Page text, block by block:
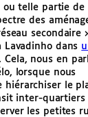
ou telle partie
des
secondaire
Lavadinho dans
Cela, nous en
lorsque nous
hiérarchiser le
inter-quartiers
les petites